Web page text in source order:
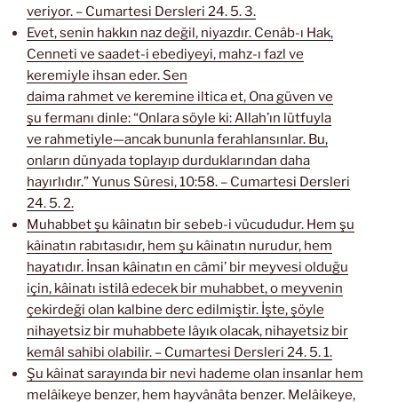
veriyor. – Cumartesi Dersleri 24. 5. 3.
Evet, senin hakkın naz değil, niyazdır. Cenâb-ı Hak,
Cenneti ve saadet-i ebediyeyi, mahz-ı fazl ve
keremiyle ihsan eder. Sen
daima rahmet ve keremine iltica et, Ona güven ve
şu fermanı dinle: “Onlara söyle ki: Allah’ın lütfuyla
ve rahmetiyle—ancak bununla ferahlansınlar. Bu,
onların dünyada toplayıp durduklarından daha
hayırlıdır.” Yunus Sûresi, 10:58. – Cumartesi Dersleri
24. 5. 2.
Muhabbet şu kâinatın bir sebeb-i vücududur. Hem şu
kâinatın rabıtasıdır, hem şu kâinatın nurudur, hem
hayatıdır. İnsan kâinatın en câmi’ bir meyvesi olduğu
için, kâinatı istilâ edecek bir muhabbet, o meyvenin
çekirdeği olan kalbine derc edilmiştir. İşte, şöyle
nihayetsiz bir muhabbete lâyık olacak, nihayetsiz bir
kemâl sahibi olabilir. – Cumartesi Dersleri 24. 5. 1.
Şu kâinat sarayında bir nevi hademe olan insanlar hem
melâikeye benzer, hem hayvânâta benzer. Melâikeye,